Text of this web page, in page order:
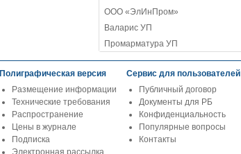
ООО «ЭлИнПром»
Валарис УП
Промарматура УП
Полиграфическая версия
Размещение информации
Технические требования
Распространение
Цены в журнале
Подписка
Электронная рассылка
Сервис для пользователей
Публичный договор
Документы для РБ
Конфиденциальность
Популярные вопросы
Контакты